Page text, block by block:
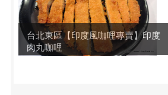
台北東區【印度風咖哩專賣】印度
肉丸咖哩